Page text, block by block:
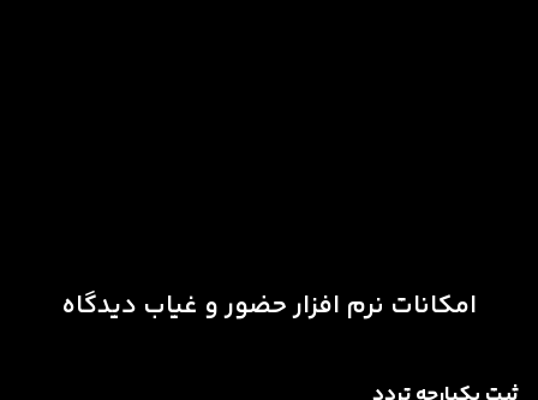
امکانات نرم‌ افزار حضور و غیاب دیدگاه